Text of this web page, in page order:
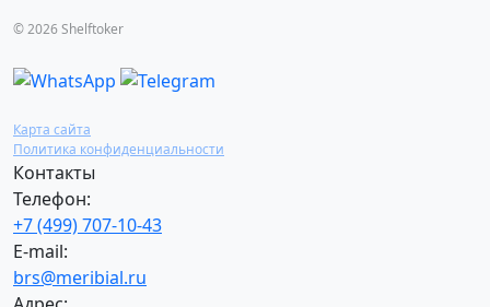
© 2026 Shelftoker
Карта сайта
Политика конфиденциальности
Контакты
Телефон:
+7 (499) 707-10-43
E-mail:
brs@meribial.ru